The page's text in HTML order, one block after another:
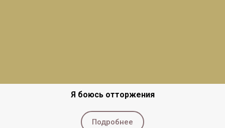
Я боюсь отторжения
Подробнее